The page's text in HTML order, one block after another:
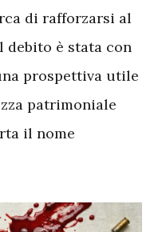
di rafforzarsi al
debito è stata con
prospettiva utile
patrimoniale
il nome